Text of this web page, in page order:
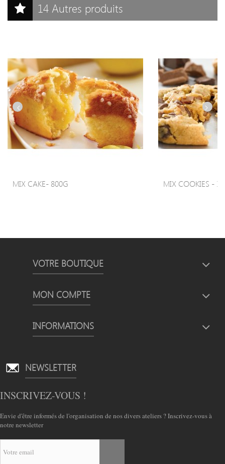
14 Autres produits
MIX CAKE- 800G MIX COOKIES -
VOTRE BOUTIQUE
MON COMPTE
INFORMATIONS
NEWSLETTER
INSCRIVEZ-VOUS !
Envie d'être informés de l'organisation de nos divers ateliers ? Inscrivez-vous à
notre newsletter